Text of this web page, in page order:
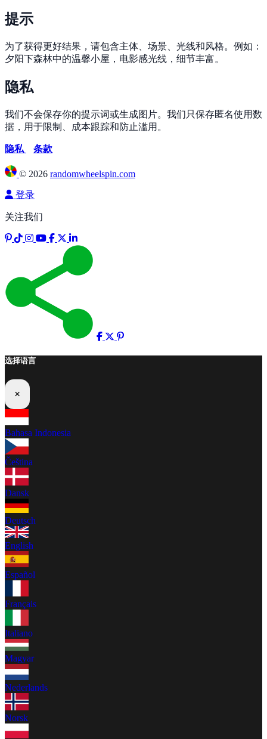
提示
为了获得更好结果，请包含主体、场景、光线和风格。例如：
夕阳下森林中的温馨小屋，电影感光线，细节丰富。
隐私
我们不会保存你的提示词或生成图片。我们只保存匿名使用数
据，用于限制、成本跟踪和防止滥用。
隐私 条款
© 2026 randomwheelspin.com
登录
关注我们
选择语言
×
Bahasa Indonesia
Čeština
Dansk
Deutsch
English
Español
Français
Italiano
Magyar
Nederlands
Norsk